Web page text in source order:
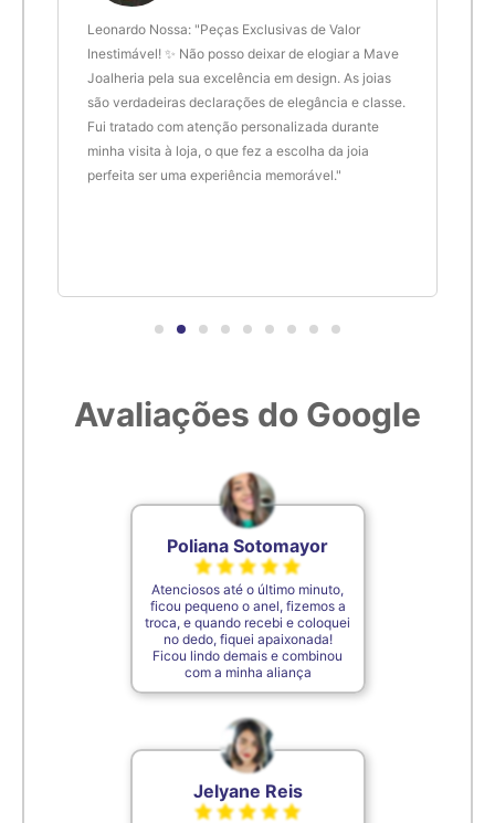
6,2cm 22
6,3cm 23
6,4cm 24
6,8cm 28
7,1cm 31
Leonardo Nossa: "Peças Exclusivas de Valor
Inestimável! ✨ Não posso deixar de elogiar a Mave
Joalheria pela sua excelência em design. As joias
são verdadeiras declarações de elegância e classe.
Fui tratado com atenção personalizada durante
minha visita à loja, o que fez a escolha da joia
perfeita ser uma experiência memorável."
Avaliações do Google
Poliana Sotomayor
Atenciosos até o último minuto,
ficou pequeno o anel, fizemos a
troca, e quando recebi e coloquei
no dedo, fiquei apaixonada!
Ficou lindo demais e combinou
com a minha aliança
Jelyane Reis